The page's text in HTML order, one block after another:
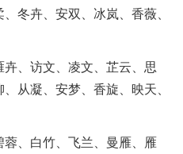
冬卉、安双、冰岚、香薇、
、访文、凌文、芷云、思
从凝、安梦、香旋、映天、
、白竹、飞兰、曼雁、雁